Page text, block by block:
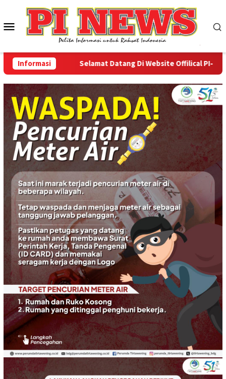
konten
Menu
Mobile
Informasi Selamat Datang Di Website Offilical PI-News